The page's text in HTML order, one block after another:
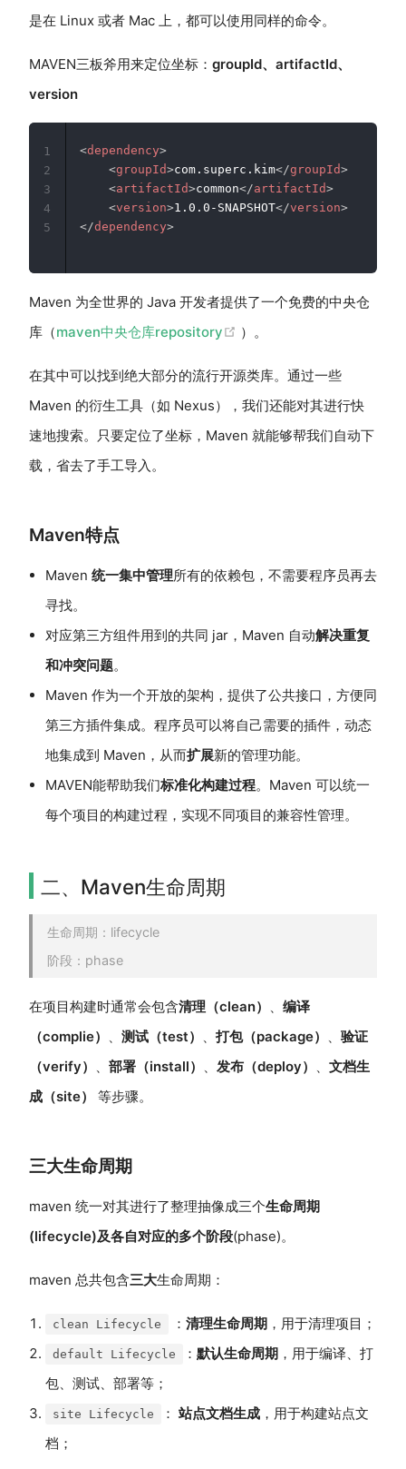
是在 Linux 或者 Mac 上，都可以使用同样的命令。
MAVEN三板斧用来定位坐标： groupId、artifactId、
version
<dependency>
<groupId>com.superc.kim</groupId>
<artifactId>common</artifactId>
<version>1.0.0-SNAPSHOT</version>
</dependency>
1
2
3
4
5
Maven 为全世界的 Java 开发者提供了一个免费的中央仓
库（maven中央仓库repository (opens new window)
）。
在其中可以找到绝大部分的流行开源类库。通过一些
Maven 的衍生工具（如 Nexus），我们还能对其进行快
速地搜索。只要定位了坐标，Maven 就能够帮我们自动下
载，省去了手工导入。
Maven特点
Maven 统一集中管理所有的依赖包，不需要程序员再去
寻找。
对应第三方组件用到的共同 jar，Maven 自动解决重复
和冲突问题。
Maven 作为一个开放的架构，提供了公共接口，方便同
第三方插件集成。程序员可以将自己需要的插件，动态
地集成到 Maven，从而扩展新的管理功能。
MAVEN能帮助我们标准化构建过程。Maven 可以统一
每个项目的构建过程，实现不同项目的兼容性管理。
二、Maven生命周期
生命周期：lifecycle
阶段：phase
在项目构建时通常会包含清理（clean） 、 编译
（complie） 、 测试（test） 、 打包（package） 、 验证
（verify） 、 部署（install） 、 发布（deploy） 、 文档生
成（site）
等步骤。
三大生命周期
maven 统一对其进行了整理抽像成三个生命周期
(lifecycle)及各自对应的多个阶段(phase)。
maven 总共包含三大生命周期：
clean Lifecycle ： 清理生命周期 ，用于清理项目；
default Lifecycle ： 默认生命周期 ，用于编译、打
包、测试、部署等；
site Lifecycle ： 站点文档生成 ，用于构建站点文
档；